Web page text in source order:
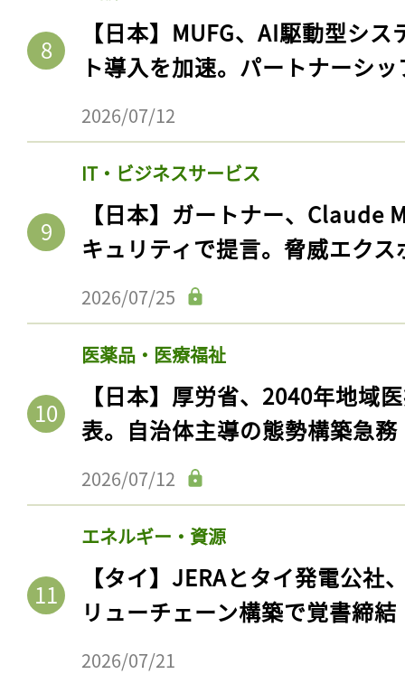
【日本】MUFG、AI駆動型シ
ト導入を加速。パートナーシ
2026/07/12
IT・ビジネスサービス
【日本】ガートナー、Claude
キュリティで提言。脅威エク
2026/07/25
医薬品・医療福祉
【日本】厚労省、2040年地域
表。自治体主導の態勢構築急務
2026/07/12
エネルギー・資源
【タイ】JERAとタイ発電公社
リューチェーン構築で覚書締結
2026/07/21